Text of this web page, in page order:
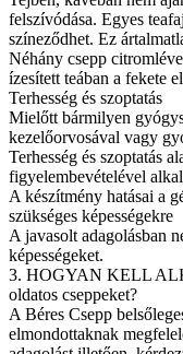
felszívódása. Egyes
színeződhet. Ez
Néhány csepp
ízesített teában a fekete
Terhesség és szoptatás
Mielőtt bármilyen
kezelőorvosával vagy
Terhesség és szoptatás
figyelembevételével
A készítmény hatásai a
szükséges képességekre
A javasolt adagolásban
képességeket.
3. HOGYAN KELL
oldatos cseppeket?
A Béres Csepp
elmondottaknak